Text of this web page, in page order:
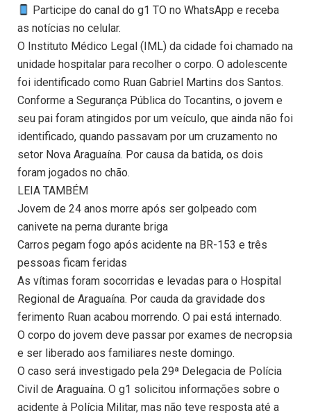
Participe do canal do g1 TO no WhatsApp e receba
as notícias no celular.
O Instituto Médico Legal (IML) da cidade foi chamado na
unidade hospitalar para recolher o corpo. O adolescente
foi identificado como Ruan Gabriel Martins dos Santos.
Conforme a Segurança Pública do Tocantins, o jovem e
seu pai foram atingidos por um veículo, que ainda não foi
identificado, quando passavam por um cruzamento no
setor Nova Araguaína. Por causa da batida, os dois
foram jogados no chão.
LEIA TAMBÉM
Jovem de 24 anos morre após ser golpeado com
canivete na perna durante briga
Carros pegam fogo após acidente na BR-153 e três
pessoas ficam feridas
As vítimas foram socorridas e levadas para o Hospital
Regional de Araguaína. Por cauda da gravidade dos
ferimento Ruan acabou morrendo. O pai está internado.
O corpo do jovem deve passar por exames de necropsia
e ser liberado aos familiares neste domingo.
O caso será investigado pela 29ª Delegacia de Polícia
Civil de Araguaína. O g1 solicitou informações sobre o
acidente à Polícia Militar, mas não teve resposta até a